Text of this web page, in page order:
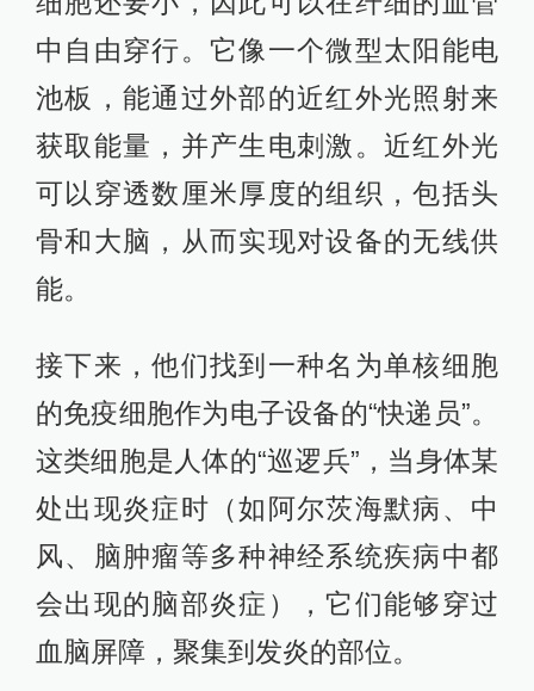
中自由穿行。它像一个微型太阳能电
池板，能通过外部的近红外光照射来
获取能量，并产生电刺激。近红外光
可以穿透数厘米厚度的组织，包括头
骨和大脑，从而实现对设备的无线供
能。
接下来，他们找到一种名为单核细胞
的免疫细胞作为电子设备的“快递员”。
这类细胞是人体的“巡逻兵”，当身体某
处出现炎症时（如阿尔茨海默病、中
风、脑肿瘤等多种神经系统疾病中都
会出现的脑部炎症），它们能够穿过
血脑屏障，聚集到发炎的部位。